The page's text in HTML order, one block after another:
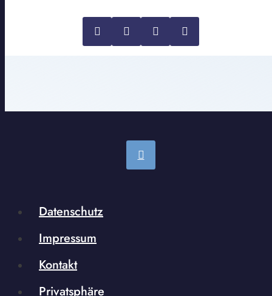
Datenschutz
Impressum
Kontakt
Privatsphäre